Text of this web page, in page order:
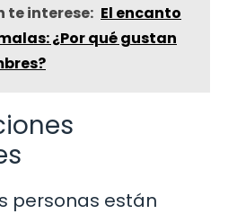
te interese: El encanto
¿Por qué gustan
personas están